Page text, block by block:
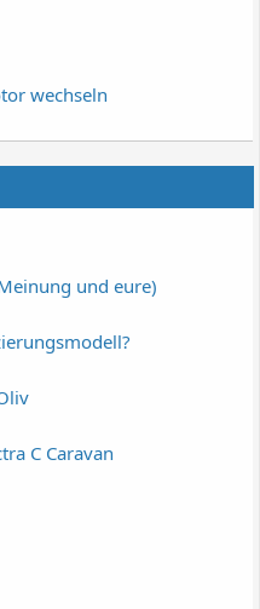
wechseln
und eure)
C Caravan